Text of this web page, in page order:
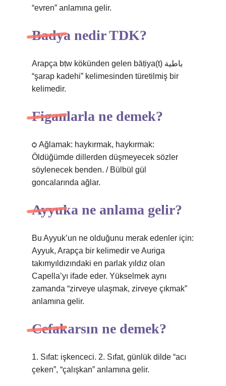
“evren” anlamına gelir.
Badya nedir TDK?
Arapça bṭw kökünden gelen bāṭiya(t) باطية
“şarap kadehi” kelimesinden türetilmiş bir
kelimedir.
Figanlarla ne demek?
ѻ Ağlamak: haykırmak, haykırmak:
Öldüğümde dillerden düşmeyecek sözler
söylenecek benden. / Bülbül gül
goncalarında ağlar.
Ayyuka ne anlama gelir?
Bu Ayyuk’un ne olduğunu merak edenler için:
Ayyuk, Arapça bir kelimedir ve Auriga
takımyıldızındaki en parlak yıldız olan
Capella’yı ifade eder. Yükselmek aynı
zamanda “zirveye ulaşmak, zirveye çıkmak”
anlamına gelir.
Cefakarsın ne demek?
1. Sıfat: işkenceci. 2. Sıfat, günlük dilde “acı
çeken”, “çalışkan” anlamına gelir.